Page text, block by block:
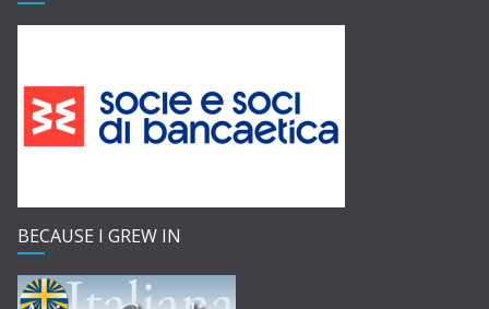
BECAUSE I GREW IN